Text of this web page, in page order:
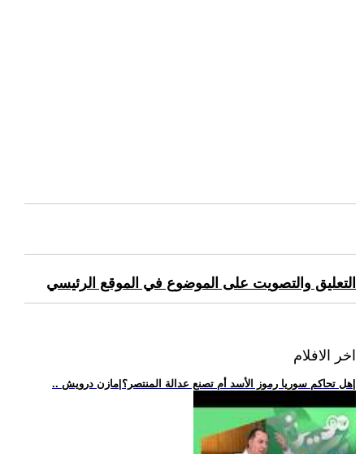
التعليق والتصويت على الموضوع في الموقع الرئيسي
اخر الافلام